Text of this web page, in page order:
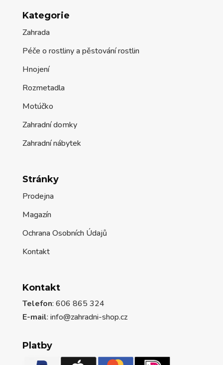
Kategorie
Zahrada
Péče o rostliny a pěstování rostlin
Hnojení
Rozmetadla
Motúčko
Zahradní domky
Zahradní nábytek
Stránky
Prodejna
Magazín
Ochrana Osobních Údajů
Kontakt
Kontakt
Telefon: 606 865 324
E-mail: info@zahradni-shop.cz
Platby